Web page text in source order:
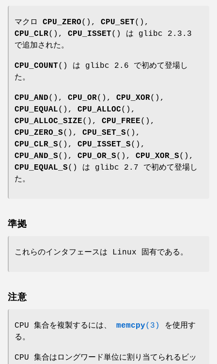
マクロ CPU_ZERO(), CPU_SET(),
CPU_CLR(), CPU_ISSET() は glibc 2.3.3
で追加された。
CPU_COUNT() は glibc 2.6 で初めて登場し
た。
CPU_AND(), CPU_OR(), CPU_XOR(),
CPU_EQUAL(), CPU_ALLOC(),
CPU_ALLOC_SIZE(), CPU_FREE(),
CPU_ZERO_S(), CPU_SET_S(),
CPU_CLR_S(), CPU_ISSET_S(),
CPU_AND_S(), CPU_OR_S(), CPU_XOR_S(),
CPU_EQUAL_S() は glibc 2.7 で初めて登場し
た。
準拠
これらのインタフェースは Linux 固有である。
注意
CPU 集合を複製するには、 memcpy(3)
を使用す
る。
CPU 集合はロングワード単位に割り当てられるビッ